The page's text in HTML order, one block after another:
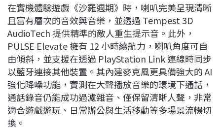
在實機體驗遊戲《沙羅週期》時，喇叭完美呈現清晰
且富有層次的音效與音樂，並透過 Tempest 3D
AudioTech 提供精準的敵人重生提示音。此外，
PULSE Elevate 擁有 12 小時續航力，喇叭角度可自
由傾斜，並支援在透過 PlayStation Link 連線時同步
以藍牙連接其他裝置。其內建麥克風更具備強大的 AI
強化降噪功能，實測在大聲播放音樂的環境下通話，
通話錄音仍能成功過濾雜音、僅保留清晰人聲，非常
適合遊戲遊玩、日常辦公與生活移動等多場景流暢切
換。